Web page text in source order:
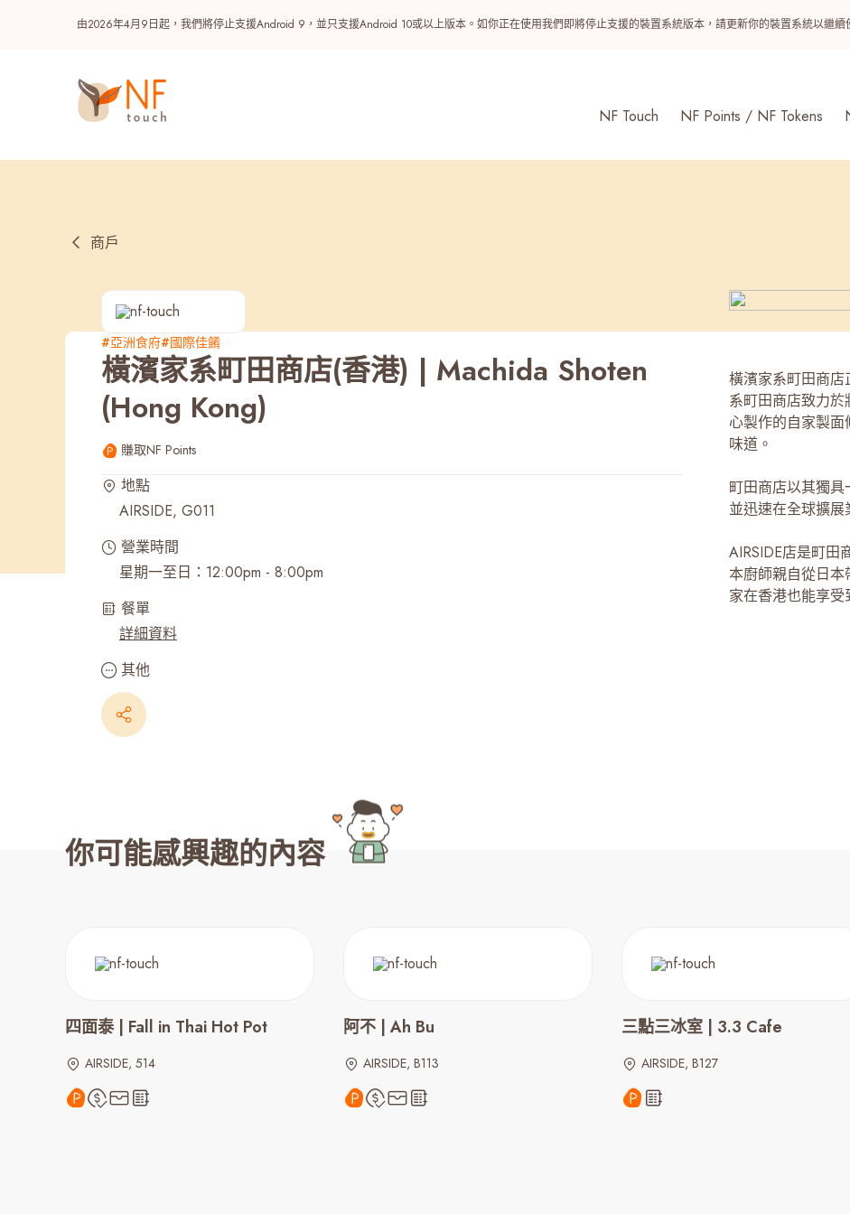
由2026年4月9日起，我們將停止支援Android 9，並只支援Android 10或以上版本。如你正在使用我們即將停止支援的裝置系統版本，請更新你的裝置系統以繼續
NF Touch
NF Points / NF Tokens
熱門
NF 種籽 NF Points AIRSIDE 獎賞
商戶
#亞洲食府#國際佳餚
橫濱家系町田商店(香港) | Machida Shoten
(Hong Kong)
賺取NF Points
地點
AIRSIDE, G011
營業時間
星期一至日：12:00pm - 8:00pm
餐單
詳細資料
其他
橫濱家系町田商店
系町田商店致力
心製作的自家製
味道。
町田商店以其獨具
並迅速在全球擴展
AIRSIDE店是町田
本廚師親自從日
家在香港也能享受
你可能感興趣的內容
四面泰 | Fall in Thai Hot Pot
AIRSIDE, 514
阿不 | Ah Bu
AIRSIDE, B113
三點三冰室 | 3.3 Cafe
AIRSIDE, B127